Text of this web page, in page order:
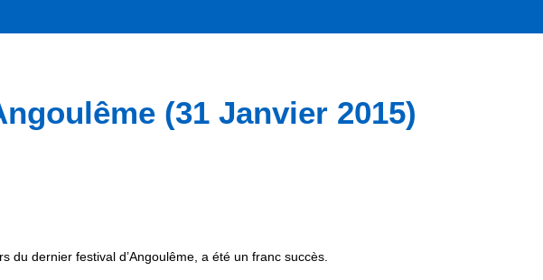
(31 Janvier 2015)
dernier festival d’Angoulême, a été un franc succès.